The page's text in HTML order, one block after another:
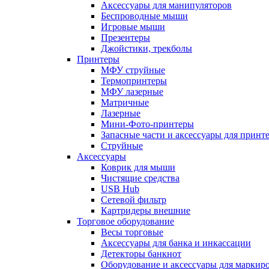
Аксессуары для манипуляторов
Беспроводные мыши
Игровые мыши
Презентеры
Джойстики, трекболы
Принтеры
МФУ струйные
Термопринтеры
МФУ лазерные
Матричные
Лазерные
Мини-Фото-принтеры
Запасные части и аксессуары для
Струйные
Аксессуары
Коврик для мыши
Чистящие средства
USB Hub
Сетевой фильтр
Картридеры внешние
Торговое оборудование
Весы торговые
Аксессуары для банка и инкассации
Детекторы банкнот
Оборудование и аксессуары для